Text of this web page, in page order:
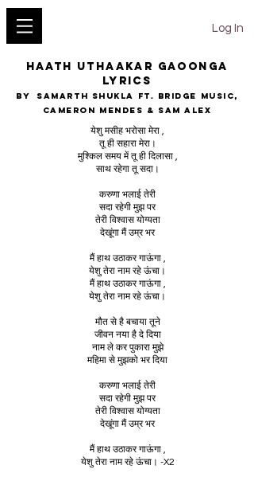
Log In
Haath Uthaakar Gaoonga
lyrics
BY Samarth Shukla ft. Bridge Music,
Cameron Mendes & Sam Alex
येशु मसीह भरोसा मेरा ,
तू ही सहारा मेरा।
मुश्किल समय में तू ही दिलासा ,
साथ रहेगा तू सदा।
करुणा भलाई तेरी
सदा रहेगी मुझ पर
तेरी विश्वास योग्यता
देखूंगा मैं उम्र भर
मैं हाथ उठाकर गाऊंगा ,
येशु तेरा नाम रहे ऊंचा।
मैं हाथ उठाकर गाऊंगा ,
येशु तेरा नाम रहे ऊंचा।
मौत से है बचाया तूने
जीवन नया है दे दिया
नाम ले कर पुकारा मुझे
महिमा से मुझको भर दिया
करुणा भलाई तेरी
सदा रहेगी मुझ पर
तेरी विश्वास योग्यता
देखूंगा मैं उम्र भर
मैं हाथ उठाकर गाऊंगा ,
येशु तेरा नाम रहे ऊंचा। -X2